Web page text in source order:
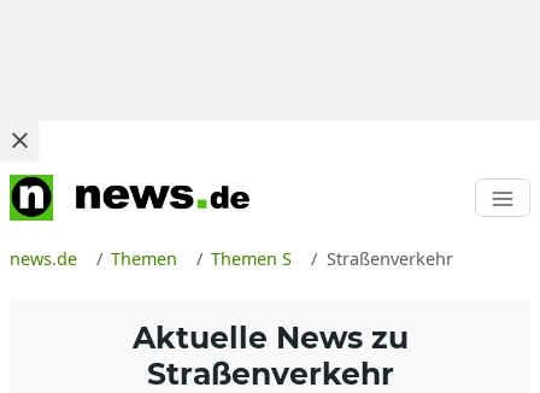
news.de Themen Themen S Straßenverkehr
Aktuelle News zu
Straßenverkehr